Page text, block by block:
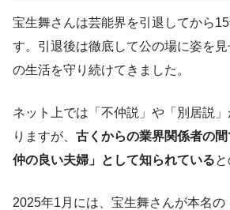
宝生舞さんは芸能界を引退してから
す。引退後は徹底して公の場に姿を
の生活を守り続けてきました。
ネット上では「不仲説」や「別居説
りますが、 古くからの業界関係者の
仲の良い夫婦」として知られている
2025年1月には、宝生舞さんが本名